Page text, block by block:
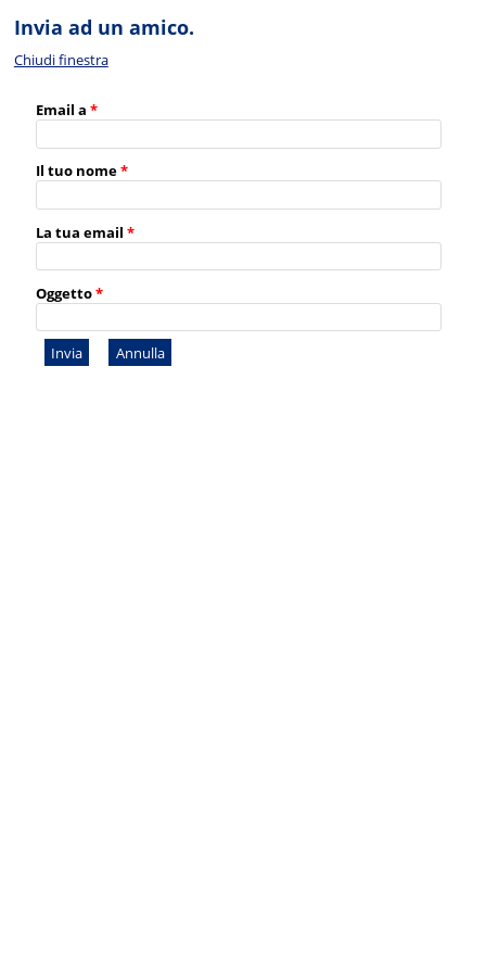
Invia ad un amico.
Chiudi finestra
Email a *
Il tuo nome*
La tua email *
Oggetto*
Invia Annulla